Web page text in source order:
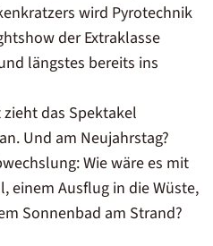
wird Pyrotechnik
der Extraklasse
längstes bereits ins
das Spektakel
Und am Neujahrstag?
Wie wäre es mit
einem Ausflug in die Wüste,
Sonnenbad am Strand?